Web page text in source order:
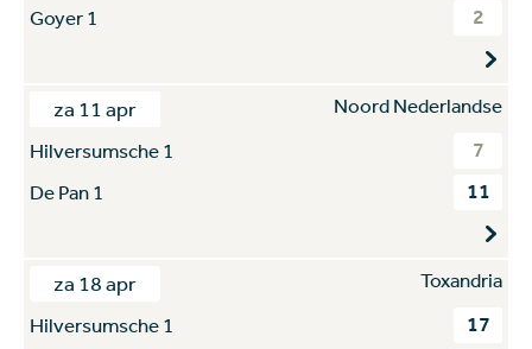
Goyer 1 2
za 11 apr
Noord Nederlandse
Hilversumsche 1
7
De Pan 1 11
za 18 apr
Toxandria
Hilversumsche 1
17